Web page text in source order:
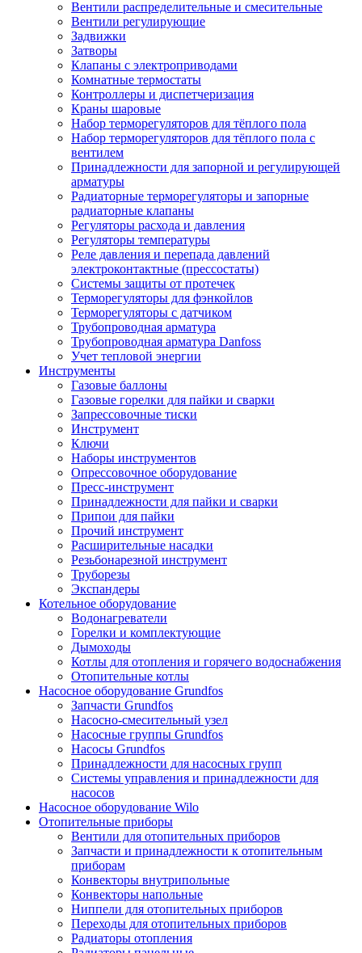
Вентили распределительные и смесительные
Вентили регулирующие
Задвижки
Затворы
Клапаны с электроприводами
Комнатные термостаты
Контроллеры и диспетчеризация
Краны шаровые
Набор терморегуляторов для тёплого пола
Набор терморегуляторов для тёплого пола с
вентилем
Принадлежности для запорной и регулирующей
арматуры
Радиаторные терморегуляторы и запорные
радиаторные клапаны
Регуляторы расхода и давления
Регуляторы температуры
Реле давления и перепада давлений
электроконтактные (прессостаты)
Системы защиты от протечек
Терморегуляторы для фэнкойлов
Терморегуляторы с датчиком
Трубопроводная арматура
Трубопроводная арматура Danfoss
Учет тепловой энергии
Инструменты
Газовые баллоны
Газовые горелки для пайки и сварки
Запрессовочные тиски
Инструмент
Ключи
Наборы инструментов
Опрессовочное оборудование
Пресс-инструмент
Принадлежности для пайки и сварки
Припои для пайки
Прочий инструмент
Расширительные насадки
Резьбонарезной инструмент
Труборезы
Экспандеры
Котельное оборудование
Водонагреватели
Горелки и комплектующие
Дымоходы
Котлы для отопления и горячего водоснабжения
Отопительные котлы
Насосное оборудование Grundfos
Запчасти Grundfos
Насосно-смесительный узел
Насосные группы Grundfos
Насосы Grundfos
Принадлежности для насосных групп
Системы управления и принадлежности для
насосов
Насосное оборудование Wilo
Отопительные приборы
Вентили для отопительных приборов
Запчасти и принадлежности к отопительным
приборам
Конвекторы внутрипольные
Конвекторы напольные
Ниппели для отопительных приборов
Переходы для отопительных приборов
Радиаторы отопления